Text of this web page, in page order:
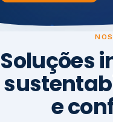
Soluções
e